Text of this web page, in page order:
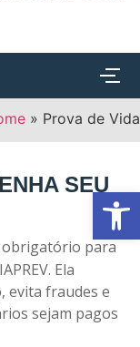
» Prova de Vida
SEU
para
Ela
evita fraudes e
sejam pagos